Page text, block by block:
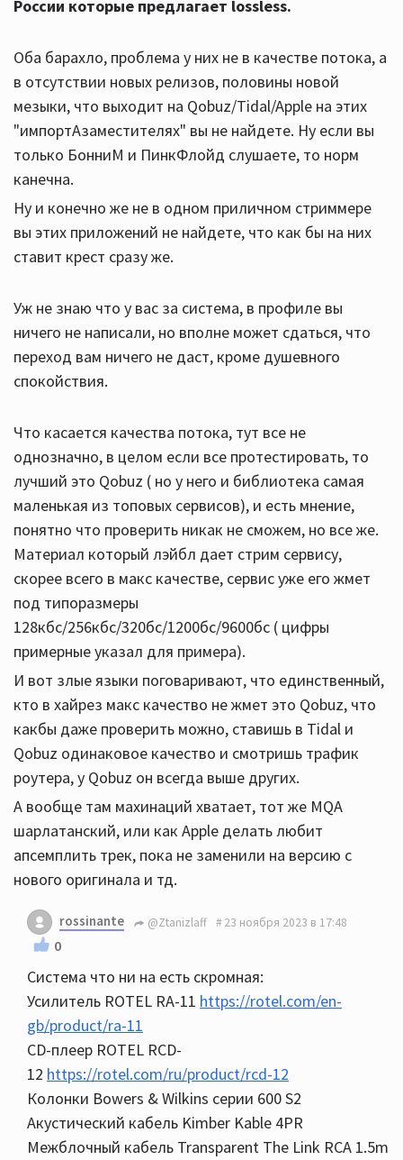
России которые предлагает lossless.
Оба барахло, проблема у них не в качестве потока, а
в отсутствии новых релизов, половины новой
мeзыки, что выходит на Qobuz/Tidal/Apple на этих
"импортАзаместителях" вы не найдете. Ну если вы
только БонниМ и ПинкФлойд слушаете, то норм
канечна.
Ну и конечно же не в одном приличном стриммере
вы этих приложений не найдете, что как бы на них
ставит крест сразу же.
Уж не знаю что у вас за система, в профиле вы
ничего не написали, но вполне может сдаться, что
переход вам ничего не даст, кроме душевного
спокойствия.
Что касается качества потока, тут все не
однозначно, в целом если все протестировать, то
лучший это Qobuz ( но у него и библиотека самая
маленькая из топовых сервисов), и есть мнение,
понятно что проверить никак не сможем, но все же.
Материал который лэйбл дает стрим сервису,
скорее всего в макс качестве, сервис уже его жмет
под типоразмеры
128кбс/256кбс/320бс/1200бс/9600бс ( цифры
примерные указал для примера).
И вот злые языки поговаривают, что единственный,
кто в хайрез макс качество не жмет это Qobuz, что
какбы даже проверить можно, ставишь в Tidal и
Qobuz одинаковое качество и смотришь трафик
роутера, у Qobuz он всегда выше других.
А вообще там махинаций хватает, тот же MQA
шарлатанский, или как Apple делать любит
апсемплить трек, пока не заменили на версию с
нового оригинала и тд.
rossinante @Ztanizlaff 23 ноября 2023 в 17:48
0
Система что ни на есть скромная:
Усилитель ROTEL RA-11 https://rotel.com/en-
gb/product/ra-11
CD-плеер ROTEL RCD-
12 https://rotel.com/ru/product/rcd-12
Колонки Bowers & Wilkins серии 600 S2
Акустический кабель Kimber Kable 4PR
Межблочный кабель Transparent The Link RCA 1.5m